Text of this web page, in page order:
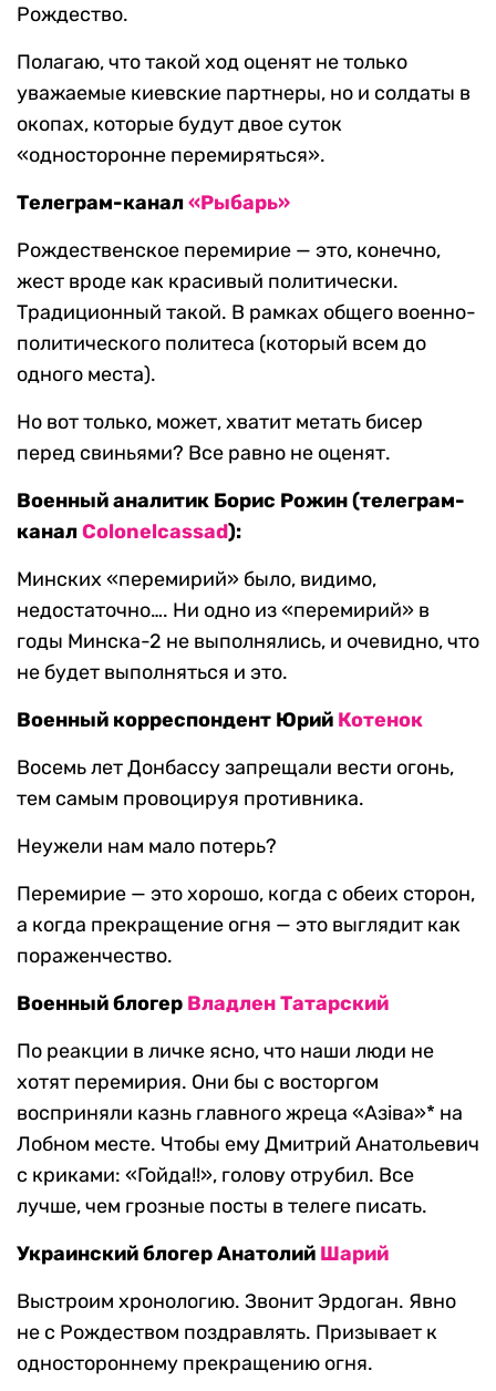
Рождество.
Полагаю, что такой ход оценят не только
уважаемые киевские партнеры, но и солдаты в
окопах, которые будут двое суток
«односторонне перемиряться».
Телеграм-канал«Рыбарь»
Рождественское перемирие — это, конечно,
жест вроде как красивый политически.
Традиционный такой. В рамках общего военно-
политического политеса (который всем до
одного места).
Но вот только, может, хватит метать бисер
перед свиньями? Все равно не оценят.
Военный аналитик Борис Рожин (телеграм-
каналColonelcassad):
Минских «перемирий» было, видимо,
недостаточно…. Ни одно из «перемирий» в
годы Минска-2 не выполнялись, и очевидно, что
не будет выполняться и это.
Военный корреспондент Юрий Котенок
Восемь лет Донбассу запрещали вести огонь,
тем самым провоцируя противника.
Неужели нам мало потерь?
Перемирие — это хорошо, когда с обеих сторон,
а когда прекращение огня — это выглядит как
пораженчество.
Военный блогер Владлен Татарский
По реакции в личке ясно, что наши люди не
хотят перемирия. Они бы с восторгом
восприняли казнь главного жреца «Азiва»* на
Лобном месте. Чтобы ему Дмитрий Анатольевич
с криками: «Гойда!!», голову отрубил. Все
лучше, чем грозные посты в телеге писать.
Украинский блогер Анатолий Шарий
Выстроим хронологию. Звонит Эрдоган. Явно
не с Рождеством поздравлять. Призывает к
одностороннему прекращению огня.